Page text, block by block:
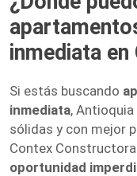
inmediata en
Si estás buscando
inmediata,
sólidas y con mejor
Contex
oportunidad